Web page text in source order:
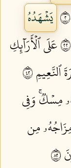
يَشۡهَدُهُ
عَلَى ٱلۡأَرَآئِكِ
٢٤
مِسۡكٞۚ وَفِي
مِن